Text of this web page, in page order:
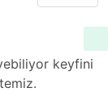
keyfini